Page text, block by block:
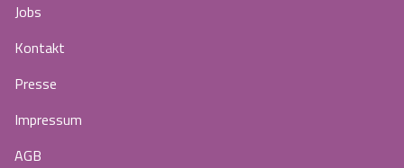
Jobs
Kontakt
Presse
Impressum
AGB